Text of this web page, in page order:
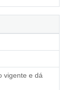
vigente e dá